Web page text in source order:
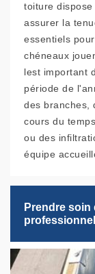
toiture
assurer la
essentiels
chéneaux
lest important
période de
des branches,
cours du
ou des
équipe
Prendre